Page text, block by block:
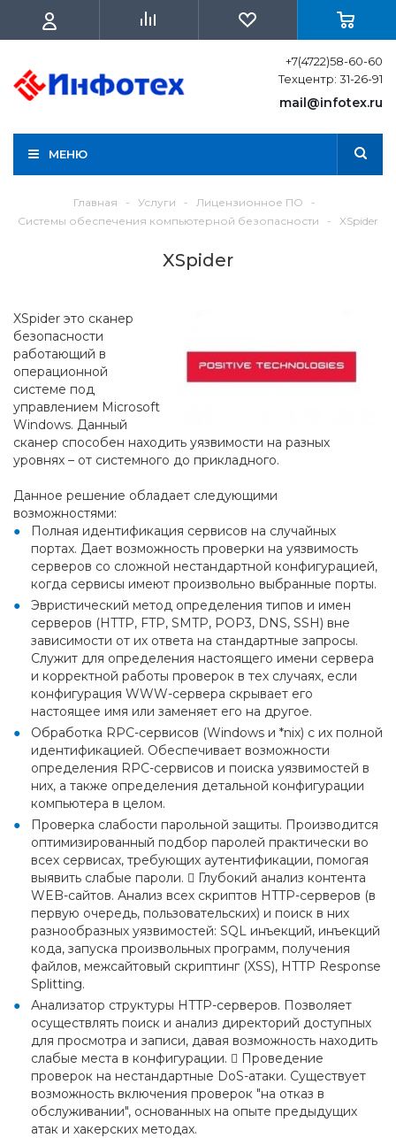
+7(4722)58-60-60
Техцентр: 31-26-91
mail@infotex.ru
МЕНЮ
Главная - Услуги - Лицензионное ПО
-
Системы обеспечения компьютерной безопасности
- XSpider
XSpider
XSpider это сканер
безопасности
работающий в
операционной
системе под
управлением Microsoft
Windows. Данный
сканер способен находить уязвимости на разных
уровнях – от системного до прикладного.
Данное решение обладает следующими
возможностями:
Полная идентификация сервисов на случайных
портах. Дает возможность проверки на уязвимость
серверов со сложной нестандартной конфигурацией,
когда сервисы имеют произвольно выбранные порты.
Эвристический метод определения типов и имен
серверов (HTTP, FTP, SMTP, POP3, DNS, SSH) вне
зависимости от их ответа на стандартные запросы.
Служит для определения настоящего имени сервера
и корректной работы проверок в тех случаях, если
конфигурация WWW-сервера скрывает его
настоящее имя или заменяет его на другое.
Обработка RPC-сервисов (Windows и *nix) с их полной
идентификацией. Обеспечивает возможности
определения RPC-сервисов и поиска уязвимостей в
них, а также определения детальной конфигурации
компьютера в целом.
Проверка слабости парольной защиты. Производится
оптимизированный подбор паролей практически во
всех сервисах, требующих аутентификации, помогая
выявить слабые пароли.  Глубокий анализ контента
WEB-сайтов. Анализ всех скриптов HTTP-серверов (в
первую очередь, пользовательских) и поиск в них
разнообразных уязвимостей: SQL инъекций, инъекций
кода, запуска произвольных программ, получения
файлов, межсайтовый скриптинг (XSS), HTTP Response
Splitting.
Анализатор структуры HTTP-серверов. Позволяет
осуществлять поиск и анализ директорий доступных
для просмотра и записи, давая возможность находить
слабые места в конфигурации.  Проведение
проверок на нестандартные DoS-атаки. Существует
возможность включения проверок "на отказ в
обслуживании", основанных на опыте предыдущих
атак и хакерских методах.